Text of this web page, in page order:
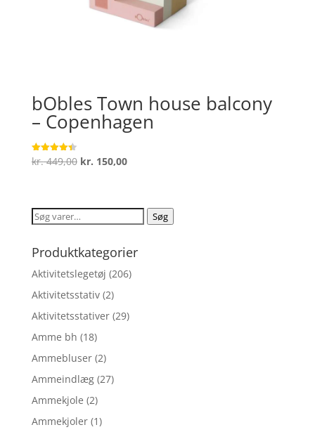
bObles Town house balcony
– Copenhagen
Vurderet
4.4
kr.449,00 Den
var:
kr. 449,00.
kr. 150,00Den
er:
kr. 150,00.
Søg
Søg
Produktkategorier
Aktivitetslegetøj (206)
Aktivitetsstativ (2)
Aktivitetsstativer (29)
Amme bh (18)
Ammebluser (2)
Ammeindlæg (27)
Ammekjole (2)
Ammekjoler (1)